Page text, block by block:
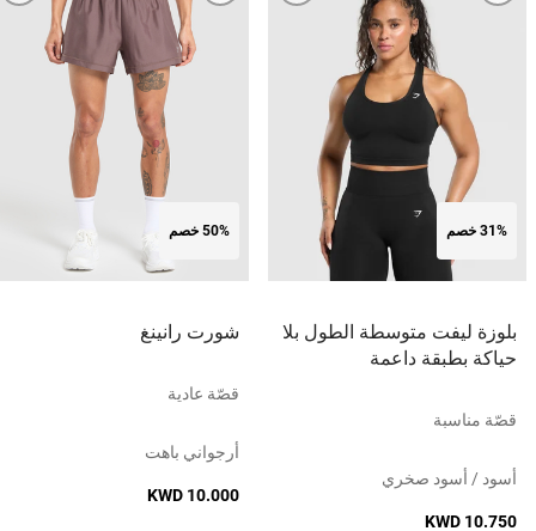
31% خصم
بلوزة ليفت متوسطة الطول بلا
حياكة بطبقة داعمة
قصّة مناسبة
أسود / أسود صخري
KWD 10.750
50% خصم
شورت رانينغ
قصّة عادية
أرجواني باهت
KWD 10.000